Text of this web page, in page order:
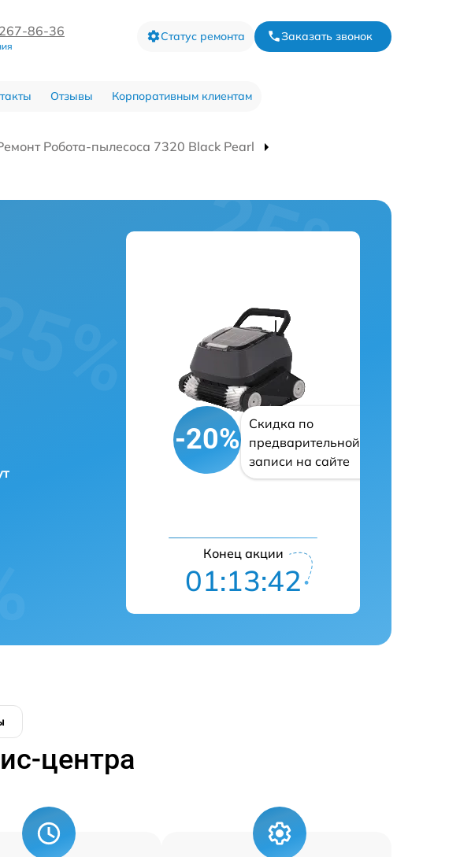
86-36 Статус ремонта Заказать звонок
Отзывы Корпоративным клиентам
Робота-пылесоса 7320 Black Pearl
-20%
Скидка по
предварительной
записи на сайте
Конец акции
01:13:41
центра